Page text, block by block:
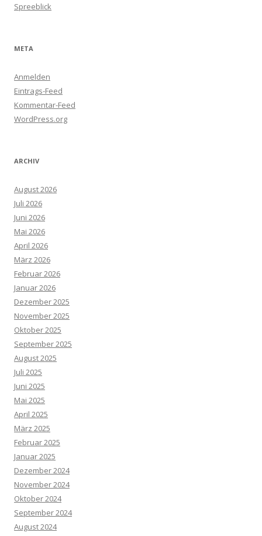
Spreeblick
META
Anmelden
Eintrags-Feed
Kommentar-Feed
WordPress.org
ARCHIV
August 2026
Juli 2026
Juni 2026
Mai 2026
April 2026
März 2026
Februar 2026
Januar 2026
Dezember 2025
November 2025
Oktober 2025
September 2025
August 2025
Juli 2025
Juni 2025
Mai 2025
April 2025
März 2025
Februar 2025
Januar 2025
Dezember 2024
November 2024
Oktober 2024
September 2024
August 2024